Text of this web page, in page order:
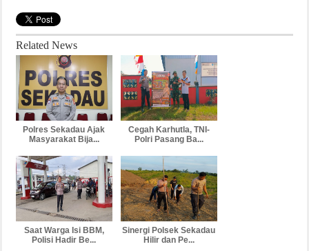
Related News
Polres Sekadau Ajak
Masyarakat Bija...
Cegah Karhutla, TNI-
Polri Pasang Ba...
Saat Warga Isi BBM,
Polisi Hadir Be...
Sinergi Polsek Sekadau
Hilir dan Pe...